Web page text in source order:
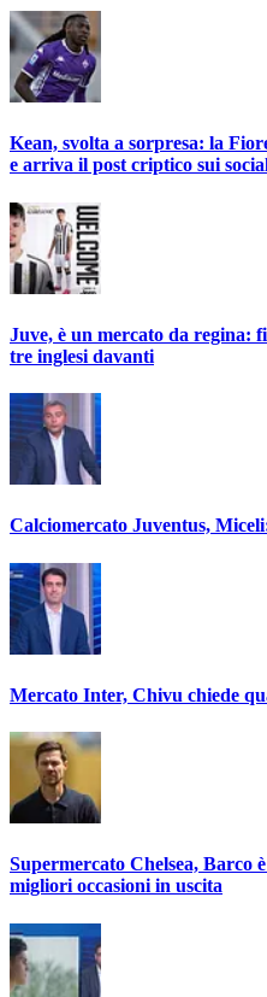
Kean, svolta a sorpresa: la
e arriva il post criptico sui
Juve, è un mercato da regina:
tre inglesi davanti
Calciomercato Juventus,
Mercato Inter, Chivu chiede
Supermercato Chelsea, Barco
migliori occasioni in uscita